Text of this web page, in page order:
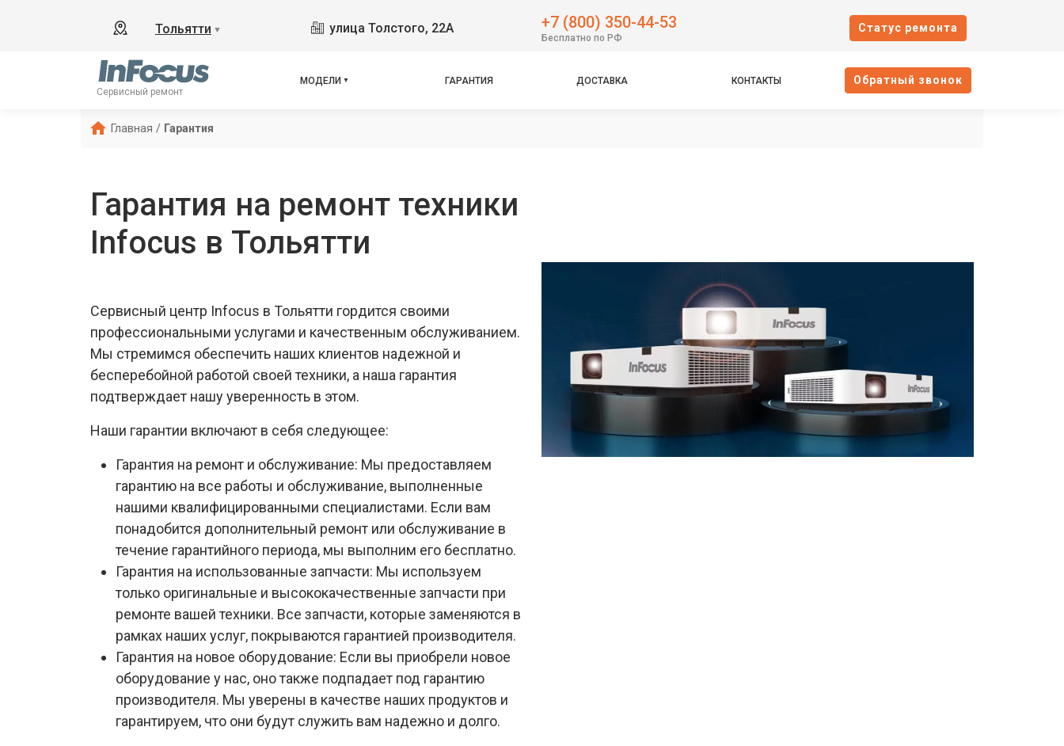
Тольятти ▼ улица Толстого, 22А +7 (800) 350-44-53
Бесплатно по РФ
Cтатус ремонта
Сервисный ремонт
МОДЕЛИ ГАРАНТИЯ ДОСТАВКА КОНТАКТЫ Oбратный звонок
Главная / Гарантия
Гарантия на ремонт техники
Infocus в Тольятти
Сервисный центр Infocus в Тольятти гордится своими
профессиональными услугами и качественным обслуживанием.
Мы стремимся обеспечить наших клиентов надежной и
бесперебойной работой своей техники, а наша гарантия
подтверждает нашу уверенность в этом.
Наши гарантии включают в себя следующее:
Гарантия на ремонт и обслуживание: Мы предоставляем
гарантию на все работы и обслуживание, выполненные
нашими квалифицированными специалистами. Если вам
понадобится дополнительный ремонт или обслуживание в
течение гарантийного периода, мы выполним его бесплатно.
Гарантия на использованные запчасти: Мы используем
только оригинальные и высококачественные запчасти при
ремонте вашей техники. Все запчасти, которые заменяются в
рамках наших услуг, покрываются гарантией производителя.
Гарантия на новое оборудование: Если вы приобрели новое
оборудование у нас, оно также подпадает под гарантию
производителя. Мы уверены в качестве наших продуктов и
гарантируем, что они будут служить вам надежно и долго.